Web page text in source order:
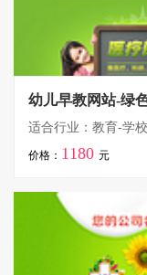
幼儿早教网站-绿
适合行业：教育-学
价格： 1180 元